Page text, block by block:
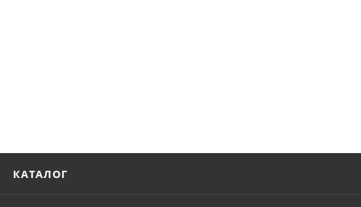
КАТАЛОГ